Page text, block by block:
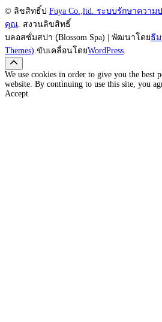
© ลิขสิทธิ์ป Fuya Co.,ltd. ระบบรักษาควา
คุณ . สงวนลิขสิทธิ์
บลอสซั่มสปา (ฺBlossom Spa) | พัฒนาโดยธี
Themes) .ขับเคลื่อนโดยWordPress
We use cookies in order to give you the best
website. By continuing to use this site, you
Accept